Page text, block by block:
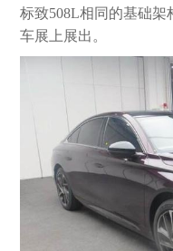
标致508L相同的基础架
车展上展出。